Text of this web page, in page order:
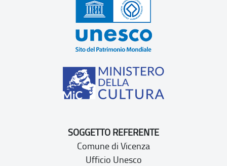
SOGGETTO REFERENTE
Comune di Vicenza
Ufficio Unesco